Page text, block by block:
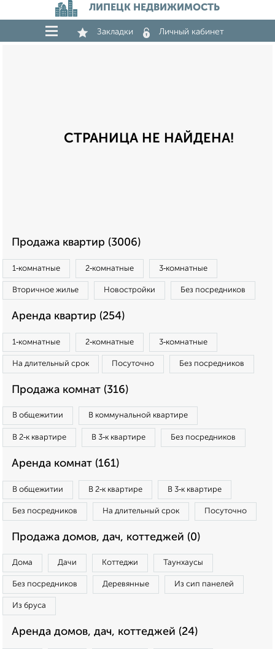
ЛИПЕЦК НЕДВИЖИМОСТЬ
Закладки Личный кабинет
СТРАНИЦА НЕ НАЙДЕНА!
Продажа квартир (3006)
1‑комнатные 2‑комнатные 3‑комнатные
Вторичное жилье Новостройки Без посредников
Аренда квартир (254)
1‑комнатные 2‑комнатные 3‑комнатные
На длительный срок Посуточно Без посредников
Продажа комнат (316)
В общежитии В коммунальной квартире
В 2‑к квартире В 3‑к квартире Без посредников
Аренда комнат (161)
В общежитии В 2‑к квартире В 3‑к квартире
Без посредников На длительный срок Посуточно
Продажа домов, дач, коттеджей (0)
Дома Дачи Коттеджи Таунхаусы
Без посредников Деревянные Из сип панелей
Из бруса
Аренда домов, дач, коттеджей (24)